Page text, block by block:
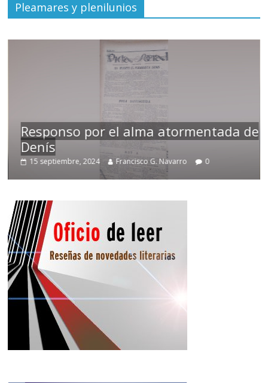
Pleamares y plenilunios
Responso por el alma atormentada de
Denís
15 septiembre, 2024 Francisco G. Navarro 0